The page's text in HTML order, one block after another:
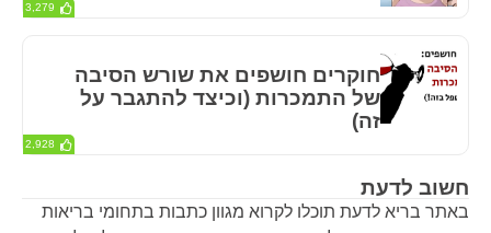
חשוב לדעת
באתר בריא לדעת תוכלו לקרוא מגוון כתבות בתחומי בריאות
3,279
חוקרים חושפים את שורש הסיבה
של התמכרות (וכיצד להתגבר על
זה)
2,928